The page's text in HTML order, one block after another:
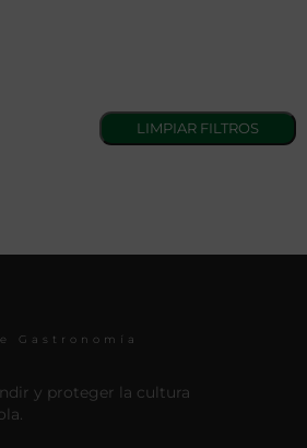
Gastronomía
y proteger la cultura